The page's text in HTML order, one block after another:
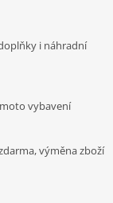
i náhradní
vybavení
výměna zboží